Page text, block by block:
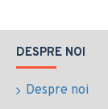
DESPRE NOI
Despre noi